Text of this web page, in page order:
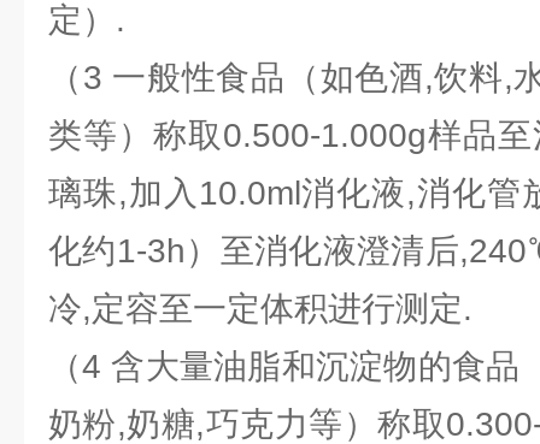
定）.
（3 一般性食品（如色酒,饮料,
类等）称取0.500-1.000g样品
璃珠,加入10.0ml消化液,消化
化约1-3h）至消化液澄清后
冷,定容至一定体积进行测定.
（4 含大量油脂和沉淀物的食
奶粉,奶糖,巧克力等）称取